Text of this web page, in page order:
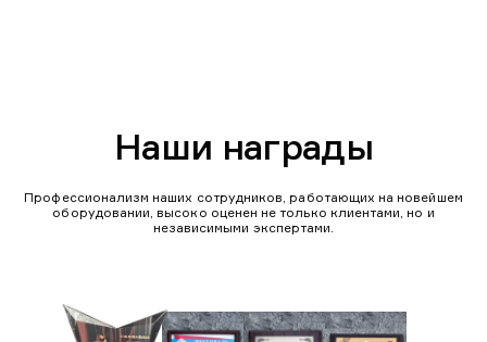
Наши награды
Профессионализм наших сотрудников, работающих на новейшем
оборудовании, высоко оценен не только клиентами, но и
независимыми экспертами.